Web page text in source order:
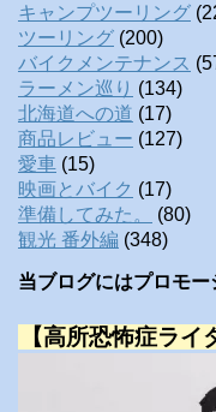
キャンプツーリング
ツーリング (200)
バイクメンテナンス
ラーメン巡り (134)
北海道への道 (17)
商品レビュー (127)
愛車 (15)
映画とバイク (17)
準備してみた。
(80)
観光 番外編 (348)
当ブログにはプロモー
【高所恐怖症ライ